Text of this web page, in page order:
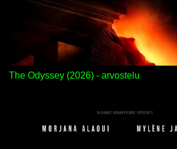
The Odyssey (2026) - arvostelu